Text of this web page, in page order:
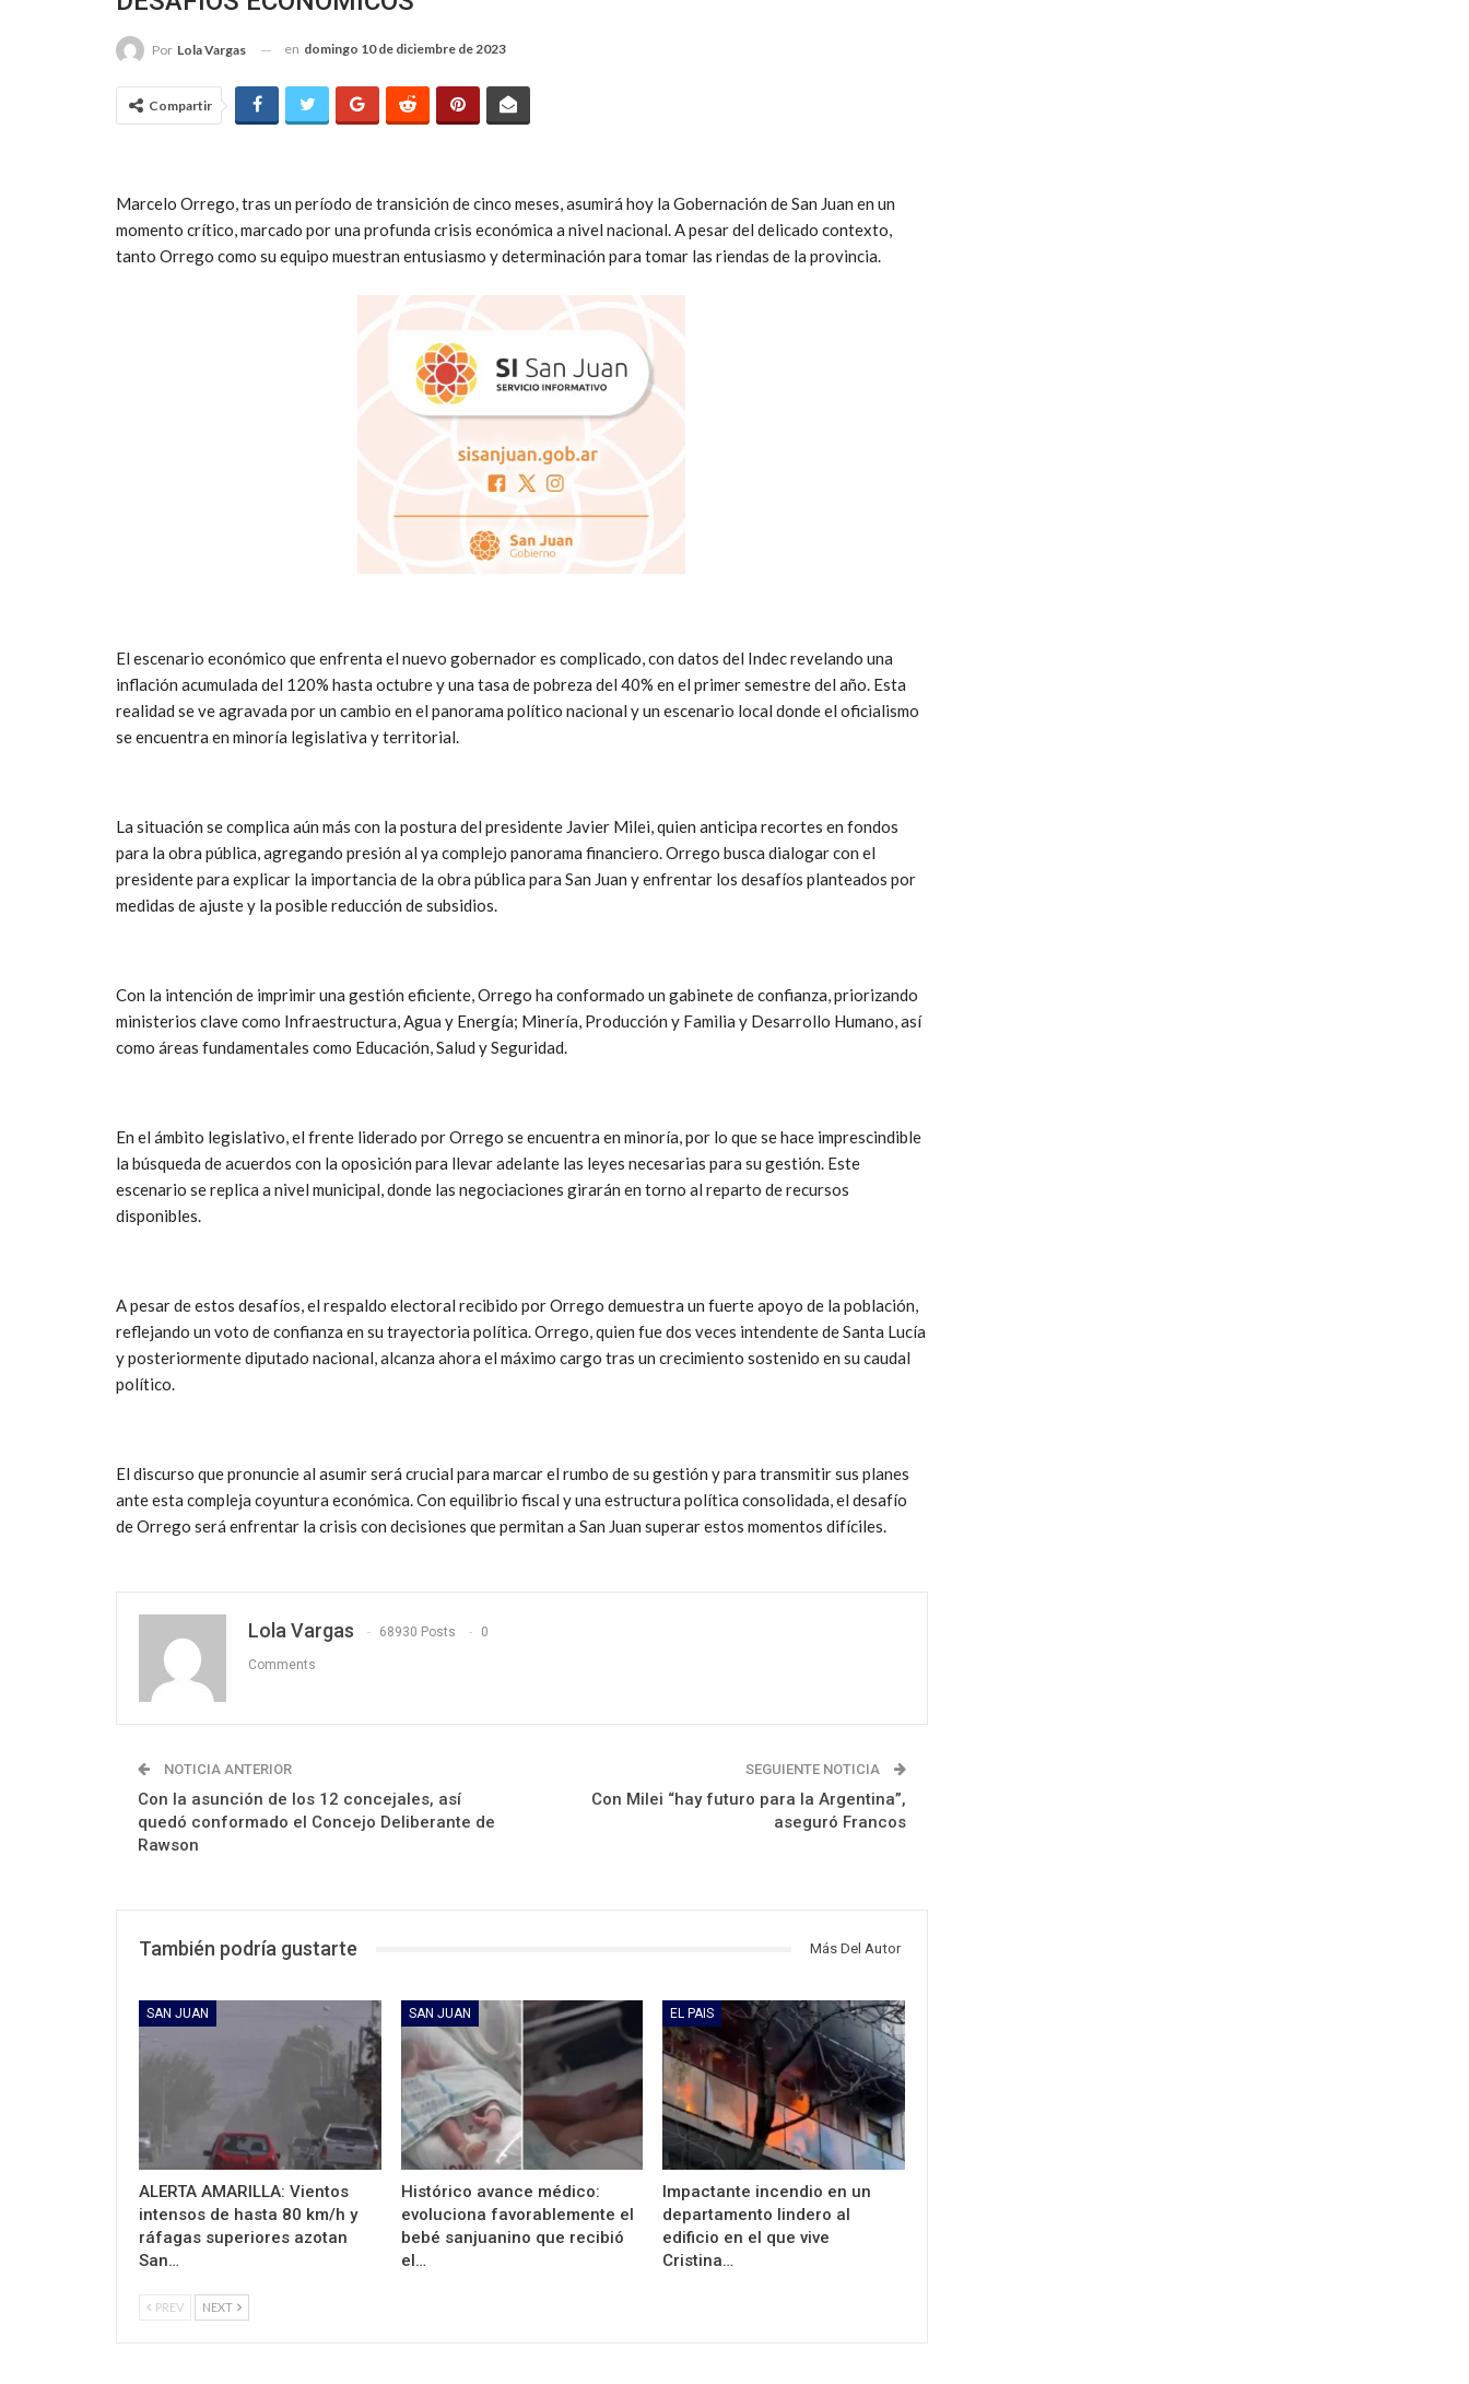
Por Lola Vargas en domingo 10 de diciembre de 2023
Compartir
Marcelo Orrego, tras un período de transición de cinco meses, asumirá hoy la Gobernación de San Juan en un
momento crítico, marcado por una profunda crisis económica a nivel nacional. A pesar del delicado contexto,
tanto Orrego como su equipo muestran entusiasmo y determinación para tomar las riendas de la provincia.
El escenario económico que enfrenta el nuevo gobernador es complicado, con datos del Indec revelando una
inflación acumulada del 120% hasta octubre y una tasa de pobreza del 40% en el primer semestre del año. Esta
realidad se ve agravada por un cambio en el panorama político nacional y un escenario local donde el oficialismo
se encuentra en minoría legislativa y territorial.
La situación se complica aún más con la postura del presidente Javier Milei, quien anticipa recortes en fondos
para la obra pública, agregando presión al ya complejo panorama financiero. Orrego busca dialogar con el
presidente para explicar la importancia de la obra pública para San Juan y enfrentar los desafíos planteados por
medidas de ajuste y la posible reducción de subsidios.
Con la intención de imprimir una gestión eficiente, Orrego ha conformado un gabinete de confianza, priorizando
ministerios clave como Infraestructura, Agua y Energía; Minería, Producción y Familia y Desarrollo Humano, así
como áreas fundamentales como Educación, Salud y Seguridad.
En el ámbito legislativo, el frente liderado por Orrego se encuentra en minoría, por lo que se hace imprescindible
la búsqueda de acuerdos con la oposición para llevar adelante las leyes necesarias para su gestión. Este
escenario se replica a nivel municipal, donde las negociaciones girarán en torno al reparto de recursos
disponibles.
A pesar de estos desafíos, el respaldo electoral recibido por Orrego demuestra un fuerte apoyo de la población,
reflejando un voto de confianza en su trayectoria política. Orrego, quien fue dos veces intendente de Santa Lucía
y posteriormente diputado nacional, alcanza ahora el máximo cargo tras un crecimiento sostenido en su caudal
político.
El discurso que pronuncie al asumir será crucial para marcar el rumbo de su gestión y para transmitir sus planes
ante esta compleja coyuntura económica. Con equilibrio fiscal y una estructura política consolidada, el desafío
de Orrego será enfrentar la crisis con decisiones que permitan a San Juan superar estos momentos difíciles.
Lola Vargas 68930 Posts 0
Comments
NOTICIA ANTERIOR
Con la asunción de los 12 concejales, así
quedó conformado el Concejo Deliberante de
Rawson
SEGUIENTE NOTICIA
Con Milei “hay futuro para la Argentina”,
aseguró Francos
También podría gustarte Más Del Autor
SAN JUAN
ALERTA AMARILLA: Vientos
intensos de hasta 80 km/h y
ráfagas superiores azotan
San…
SAN JUAN
Histórico avance médico:
evoluciona favorablemente el
bebé sanjuanino que recibió
el…
EL PAIS
Impactante incendio en un
departamento lindero al
edificio en el que vive
Cristina…
PREV NEXT